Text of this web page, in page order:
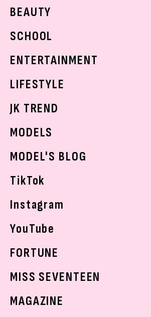
着回し
BEAUTY
ベストコスメ
ボディケア
SCHOOL
学校ヘアメイク
ENTERTAINMENT
K-POP
LIFESTYLE
モデルの購入品
JK TREND
MODELS
MODEL'S BLOG
TikTok
Instagram
YouTube
FORTUNE
MISS SEVENTEEN
MAGAZINE